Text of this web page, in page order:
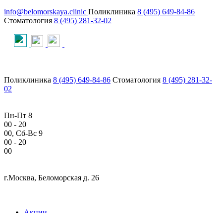
info@belomorskaya.clinic Поликлиника 8 (495) 649-84-86
Стоматология 8 (495) 281-32-02
Поликлиника 8 (495) 649-84-86 Стоматология 8 (495) 281-32-
02
Пн-Пт 8
00 - 20
00, Сб-Вс 9
00 - 20
00
г.Москва, Беломорская д. 26